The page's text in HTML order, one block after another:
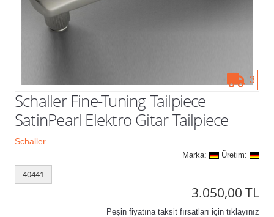
Kampanyalar
3
Schaller Fine-Tuning Tailpiece
SatinPearl Elektro Gitar Tailpiece
Schaller
Marka: Üretim:
40441
3.050,00 TL
Peşin fiyatına taksit fırsatları için tıklayınız